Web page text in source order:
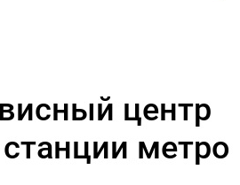
центр
метро